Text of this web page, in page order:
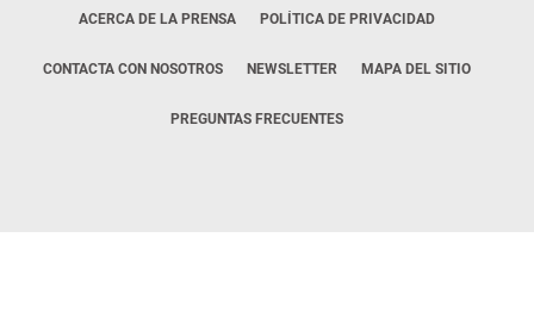
ACERCA DE LA PRENSA POLÍTICA DE PRIVACIDAD
CONTACTA CON NOSOTROS NEWSLETTER MAPA DEL SITIO
PREGUNTAS FRECUENTES